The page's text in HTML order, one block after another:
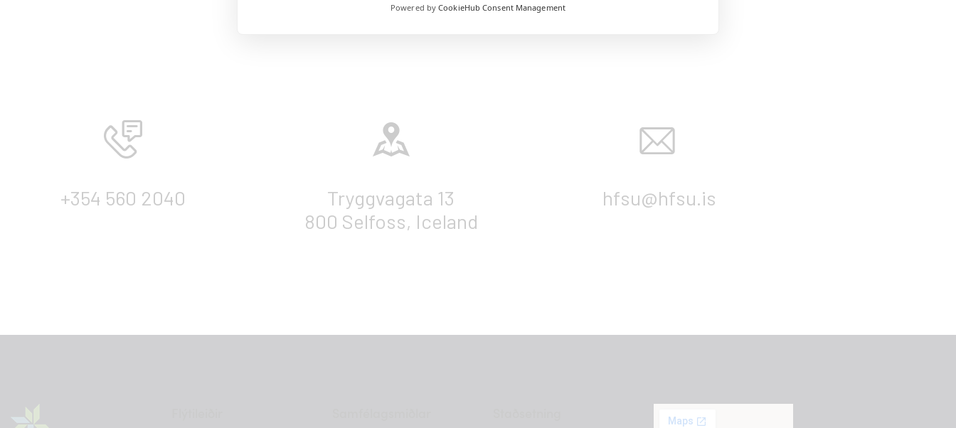
+354 560 2040
Tryggvagata 13
800 Selfoss, Iceland
hfsu@hfsu.is
Powered byCookieHub Consent Management